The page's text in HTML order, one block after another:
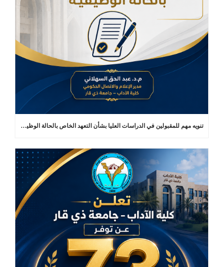
تنويه مهم للمقبولين في الدراسات العليا بشأن التعهد الخاص بالحالة الوظيفية